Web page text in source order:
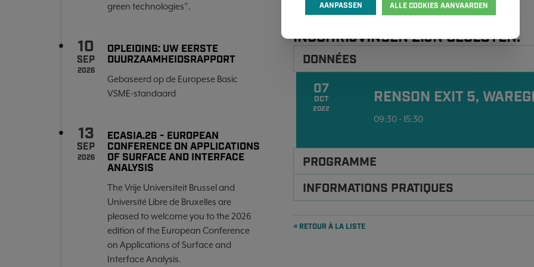
green technologies”.
10
SEP
2026
OPLEIDING: UW EERSTE
DUURZAAMHEIDSRAPPORT
Gebaseerd op de Europese Basic
VSME-standaard
13
SEP
2026
ECASIA.26 - EUROPEAN
CONFERENCE ON APPLICATIONS
OF SURFACE AND INTERFACE
ANALYSIS
The Vrije Universiteit Brussel and
Université Libre de Bruxelles are
pleased to welcome you to the 2026
edition of the European Conference
on Applications of Surface and
Interface Analysis.
streamings van de voordrachten van de andere locaties.
INSCHRIJVINGEN ZIJN GESLOTEN.
DONNÉES
07
OCT
2022
RENSON EXIT 5,
09:30 - 15:30
PROGRAMME
INFORMATIONS PRATIQUES
« RETOUR À LA LISTE
AANPASSEN ALLE COOKIES AANVAARDEN